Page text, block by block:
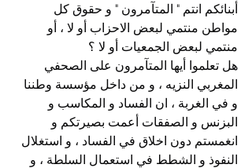
أبنائكم انتم " المتآمرون " و حقوق كل
مواطن منتمي لبعض الاحزاب أو لا ، أو
منتمي لبعض الجمعيات أو لا ؟
هل تعلموا أيها المتآمرون على الصحفي
المغربي النزيه ، و من داخل مؤسسة وطننا
و في الغربة ، ان الفساد و المكاسب و
البزنس و الصفقات أعمت بصيرتكم و
انغمستم دون اخلاق في الفساد ، و استغلال
النفوذ و الشطط في استعمال السلطة ، و